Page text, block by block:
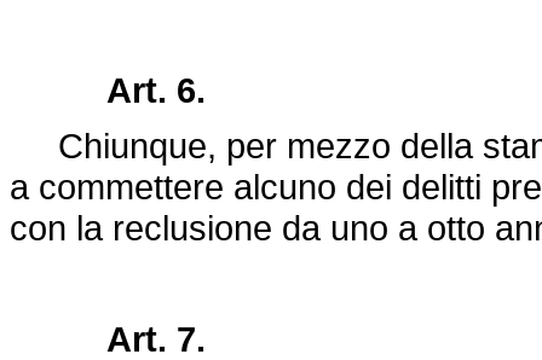
Art. 6.
Chiunque, per mezzo della
a commettere alcuno dei delitti
con la reclusione da uno a otto
Art. 7.